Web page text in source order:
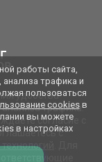
удобства
анализа трафика.
согласие с
с
работы сайта,
анализа трафика и
пользоваться
cookiesв
вы можете
в настройках